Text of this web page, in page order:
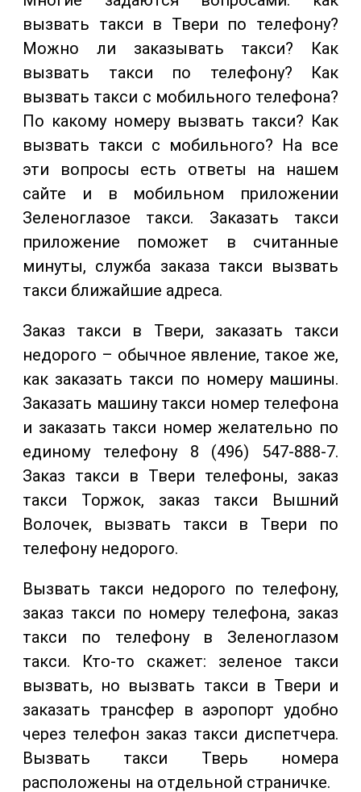
вызвать такси в Твери по телефону?
Можно ли заказывать такси? Как
вызвать такси по телефону? Как
вызвать такси с мобильного телефона?
По какому номеру вызвать такси? Как
вызвать такси с мобильного? На все
эти вопросы есть ответы на нашем
сайте и в мобильном приложении
Зеленоглазое такси. Заказать такси
приложение поможет в считанные
минуты, служба заказа такси вызвать
такси ближайшие адреса.
Заказ такси в Твери, заказать такси
недорого – обычное явление, такое же,
как заказать такси по номеру машины.
Заказать машину такси номер телефона
и заказать такси номер желательно по
единому телефону 8 (496) 547-888-7.
Заказ такси в Твери телефоны, заказ
такси Торжок, заказ такси Вышний
Волочек, вызвать такси в Твери по
телефону недорого.
Вызвать такси недорого по телефону,
заказ такси по номеру телефона, заказ
такси по телефону в Зеленоглазом
такси. Кто-то скажет: зеленое такси
вызвать, но вызвать такси в Твери и
заказать трансфер в аэропорт удобно
через телефон заказ такси диспетчера.
Вызвать такси Тверь номера
расположены на отдельной страничке.